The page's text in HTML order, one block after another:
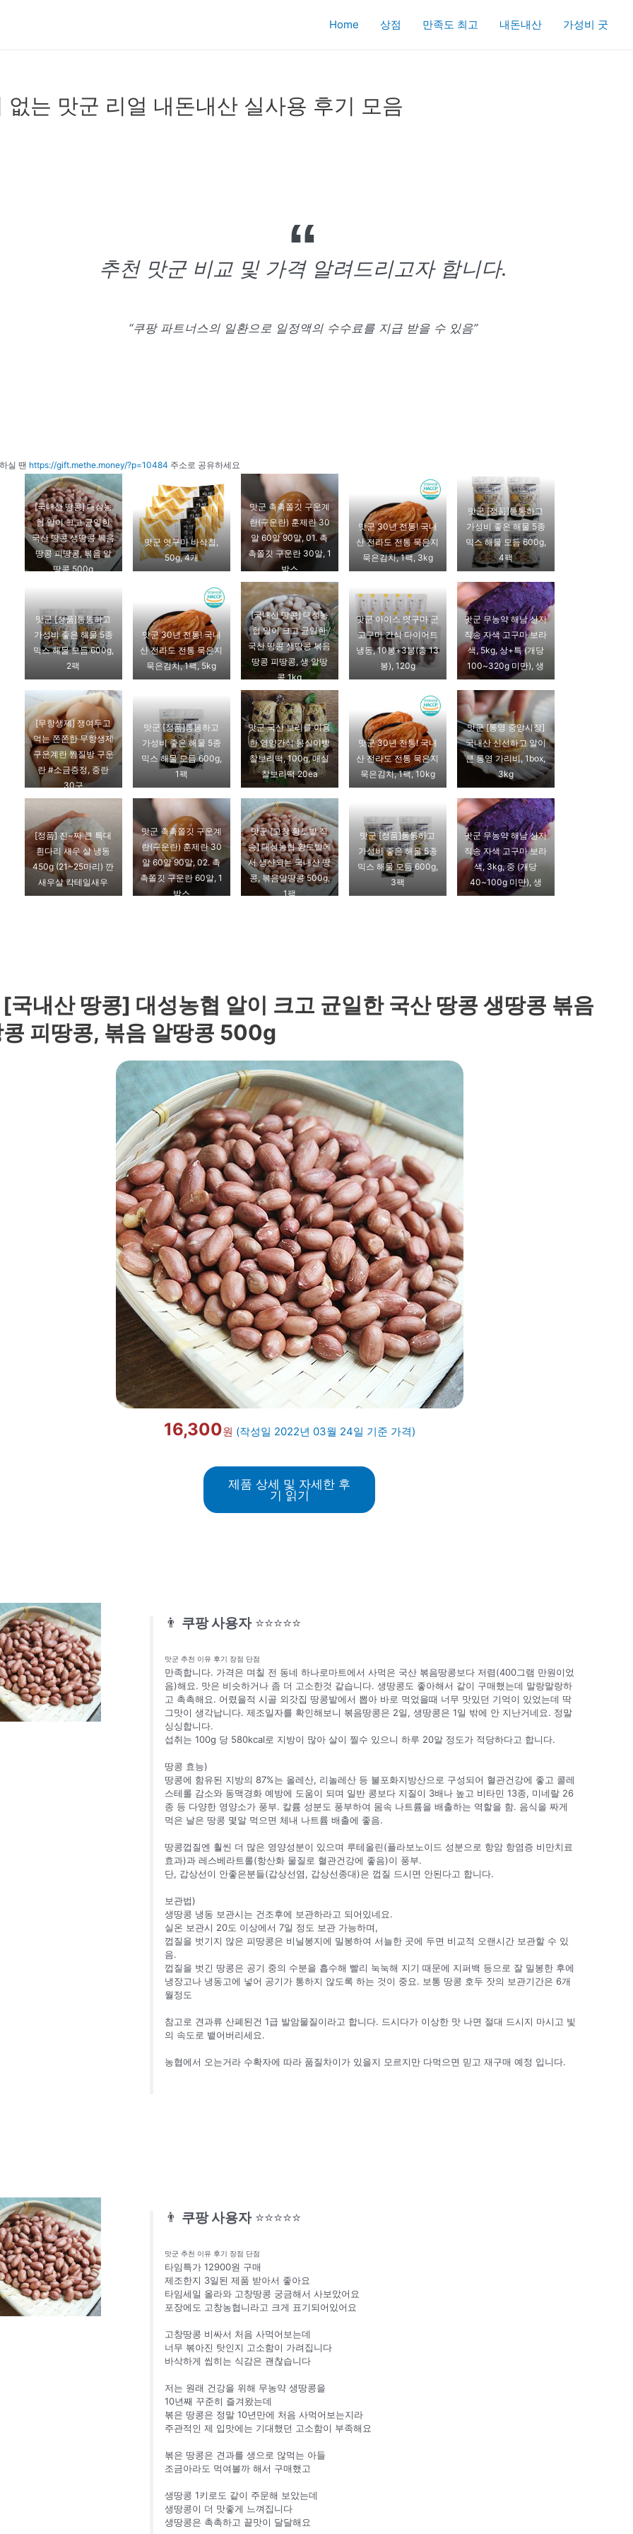
Home 상점 만족도 최고 내돈내산 가성비 굿
없는 맛군 리얼 내돈내산 실사용 후기 모음
추천 맛군 비교 및 가격 알려드리고자 합니다.
“쿠팡 파트너스의 일환으로 일정액의 수수료를 지급 받을 수 있음”
실 땐 https://gift.methe.money/?p=10484 주소로 공유하세요
[국내산 땅콩] 대성농
협 알이 크고 균일한
국산 땅콩 생땅콩 볶음
땅콩 피땅콩, 볶음 알
땅콩 500g
맛군 엿구마 바삭칩,
50g, 4개
맛군 촉촉쫄깃 구운계
란(구운란) 훈제란 30
알 60알 90알, 01. 촉
촉쫄깃 구운란 30알, 1
박스
맛군 30년 전통! 국내
산 전라도 전통 묵은지
묵은김치, 1팩, 3kg
맛군 [정품]통통하고
가성비 좋은 해물 5종
믹스 해물 모듬 600g,
4팩
맛군 [정품]통통하고
가성비 좋은 해물 5종
믹스 해물 모듬 600g,
2팩
맛군 30년 전통! 국내
산 전라도 전통 묵은지
묵은김치, 1팩, 5kg
[국내산 땅콩] 대성농
협 알이 크고 균일한
국산 땅콩 생땅콩 볶음
땅콩 피땅콩, 생 알땅
콩 1kg
맛군 아이스 엿구마 군
고구마 간식 다이어트
냉동, 10봉+3봉(총 13
봉), 120g
맛군 무농약 해남 산지
직송 자색 고구마 보라
색, 5kg, 상+특 (개당
100~320g 미만), 생
[무항생제] 쟁여두고
먹는 쫀쫀한 무항생제
구운계란 찜질방 구운
란 #소금증정, 중란
30구
맛군 [정품]통통하고
가성비 좋은 해물 5종
믹스 해물 모듬 600g,
1팩
맛군 국산 보리를 이용
한 영양간식 몽실이빵
찰보리떡, 100g, 매실
찰보리떡 20ea
맛군 30년 전통! 국내
산 전라도 전통 묵은지
묵은김치, 1팩, 10kg
맛군 [통영 중앙시장]
국내산 신선하고 알이
큰 통영 가리비, 1box,
3kg
[정품] 진~짜 큰 특대
흰다리 새우 살 냉동
450g (21~25마리) 깐
새우살 칵테일새우
맛군 촉촉쫄깃 구운계
란(구운란) 훈제란 30
알 60알 90알, 02. 촉
촉쫄깃 구운란 60알, 1
박스
맛군 [고창 황토밭 직
송] 대성농협 황토밭에
서 생산되는 국내산 땅
콩, 볶음알땅콩 500g,
1팩
맛군 [정품]통통하고
가성비 좋은 해물 5종
믹스 해물 모듬 600g,
3팩
맛군 무농약 해남 산지
직송 자색 고구마 보라
색, 3kg, 중 (개당
40~100g 미만), 생
[국내산 땅콩] 대성농협 알이 크고 균일한 국산 땅콩 생땅콩 볶음
피땅콩, 볶음 알땅콩 500g
16,300원 (작성일 2022년 03월 24일 기준 가격)
제품 상세 및 자세한 후
기 읽기
👨 쿠팡 사용자 ⭐⭐⭐⭐⭐
맛군 추천 이유 후기 장점 단점
만족합니다. 가격은 며칠 전 동네 하나로마트에서 사먹은 국산 볶음땅콩보다 저렴(400그램 만원이었
음)해요. 맛은 비슷하거나 좀 더 고소한것 같습니다. 생땅콩도 좋아해서 같이 구매했는데 말랑말랑하
고 촉촉해요. 어렸을적 시골 외갓집 땅콩밭에서 뽑아 바로 먹었을때 너무 맛있던 기억이 있었는데 딱
그맛이 생각납니다. 제조일자를 확인해보니 볶음땅콩은 2일, 생땅콩은 1일 밖에 안 지난거네요. 정말
싱싱합니다.
섭취는 100g 당 580kcal로 지방이 많아 살이 찔수 있으니 하루 20알 정도가 적당하다고 합니다.
땅콩 효능)
땅콩에 함유된 지방의 87%는 올레산, 리놀레산 등 불포화지방산으로 구성되어 혈관건강에 좋고 콜레
스테롤 감소와 동맥경화 예방에 도움이 되며 일반 콩보다 지질이 3배나 높고 비타민 13종, 미네랄 26
종 등 다양한 영양소가 풍부. 칼륨 성분도 풍부하여 몸속 나트륨을 배출하는 역할을 함. 음식을 짜게
먹은 날은 땅콩 몇알 먹으면 체내 나트륨 배출에 좋음.
땅콩껍질엔 훨씬 더 많은 영양성분이 있으며 루테올린(플라보노이드 성분으로 항암 항염증 비만치료
효과)과 레스베라트롤(항산화 물질로 혈관건강에 좋음)이 풍부.
단, 갑상선이 안좋은분들(갑상선염, 갑상선종대)은 껍질 드시면 안된다고 합니다.
보관법)
생땅콩 냉동 보관시는 건조후에 보관하라고 되어있네요.
실온 보관시 20도 이상에서 7일 정도 보관 가능하며,
껍질을 벗기지 않은 피땅콩은 비닐봉지에 밀봉하여 서늘한 곳에 두면 비교적 오랜시간 보관할 수 있
음.
껍질을 벗긴 땅콩은 공기 중의 수분을 흡수해 빨리 눅눅해 지기 때문에 지퍼백 등으로 잘 밀봉한 후에
냉장고나 냉동고에 넣어 공기가 통하지 않도록 하는 것이 중요. 보통 땅콩 호두 잣의 보관기간은 6개
월정도
참고로 견과류 산폐된건 1급 발암물질이라고 합니다. 드시다가 이상한 맛 나면 절대 드시지 마시고 빛
의 속도로 뱉어버리세요.
농협에서 오는거라 수확자에 따라 품질차이가 있을지 모르지만 다먹으면 믿고 재구매 예정 입니다.
👨 쿠팡 사용자 ⭐⭐⭐⭐⭐
맛군 추천 이유 후기 장점 단점
타임특가 12900원 구매
제조한지 3일된 제품 받아서 좋아요
타임세일 올라와 고창땅콩 궁금해서 사보았어요
포장에도 고창농협니라고 크게 표기되어있어요
고창땅콩 비싸서 처음 사먹어보는데
너무 볶아진 탓인지 고소함이 가려집니다
바삭하게 씹히는 식감은 괜찮습니다
저는 원래 건강을 위해 무농약 생땅콩을
10년째 꾸준히 즐겨왔는데
볶은 땅콩은 정말 10년만에 처음 사먹어보는지라
주관적인 제 입맛에는 기대했던 고소함이 부족해요
볶은 땅콩은 견과를 생으로 않먹는 아들
조금아라도 먹여볼까 해서 구매했고
생땅콩 1키로도 같이 주문해 보았는데
생땅콩이 더 맛좋게 느껴집니다
생땅콩은 촉촉하고 끝맛이 달달해요